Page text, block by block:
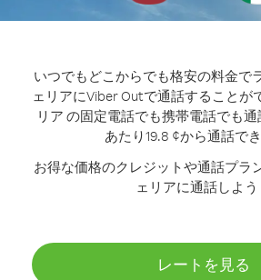
いつでもどこからでも格安の料金で
ェリアにViber Outで通話することが
リア の固定電話でも携帯電話でも
あたり19.8 ¢から通話でき
お得な価格のクレジットや通話プラ
ェリアに通話しよう
レートを見る